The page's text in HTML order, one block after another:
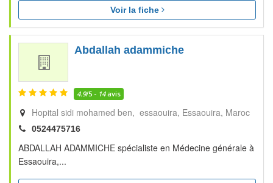
Voir la fiche
Abdallah adammiche
4.9/5 - 14avis
Hopital sidi mohamed ben, essaouira Essaouira Maroc
0524475716
ABDALLAH ADAMMICHE spécialiste en Médecine générale à
Essaouira,...